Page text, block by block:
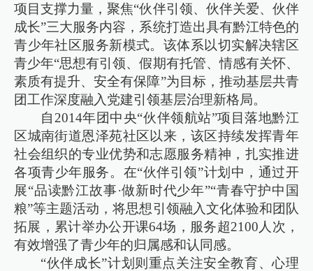
项目支撑力量，聚焦“伙伴引领、伙伴关爱、伙伴
成长”三大服务内容，系统打造出具有黔江特色的
青少年社区服务新模式。该体系以切实解决辖区
青少年“思想有引领、假期有托管、情感有关怀、
素质有提升、安全有保障”为目标，推动基层共青
团工作深度融入党建引领基层治理新格局。
自2014年团中央“伙伴领航站”项目落地黔江
区城南街道恩泽苑社区以来，该区持续发挥青年
社会组织的专业优势和志愿服务精神，扎实推进
各项青少年服务。在“伙伴引领”计划中，通过开
展“品读黔江故事·做新时代少年”“青春守护中国
粮”等主题活动，将思想引领融入文化体验和团队
拓展，累计举办公开课64场，服务超2100人次，
有效增强了青少年的归属感和认同感。
“伙伴成长”计划则重点关注安全教育、心理